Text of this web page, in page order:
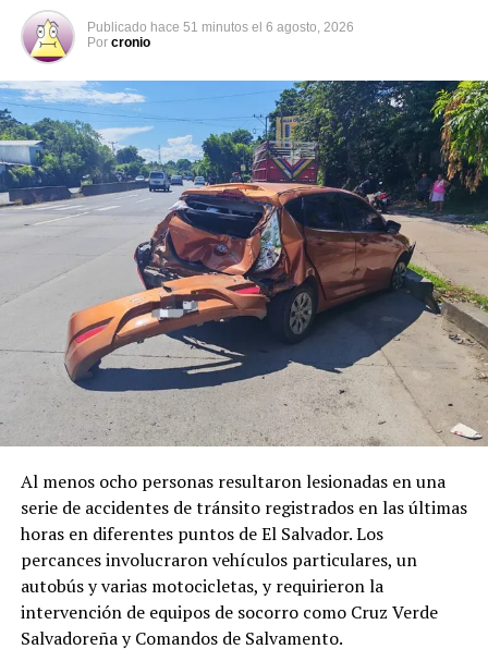
Publicado hace 51 minutos el 6 agosto, 2026
Por cronio
Al menos ocho personas resultaron lesionadas en una
serie de accidentes de tránsito registrados en las últimas
horas en diferentes puntos de El Salvador. Los
percances involucraron vehículos particulares, un
autobús y varias motocicletas, y requirieron la
intervención de equipos de socorro como Cruz Verde
Salvadoreña y Comandos de Salvamento.